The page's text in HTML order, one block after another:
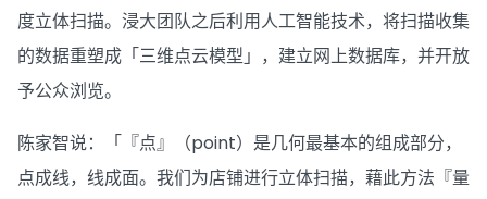
度立体扫描。浸大团队之后利用人工智能技术，将扫描收集
的数据重塑成「三维点云模型」，建立网上数据库，并开放
予公众浏览。
陈家智说：「『点』（point）是几何最基本的组成部分，
点成线，线成面。我们为店铺进行立体扫描，藉此方法『量